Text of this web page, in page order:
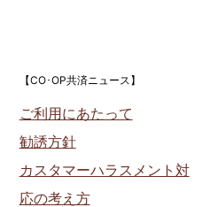
【CO･OP共済ニュース】
ご利用にあたって
勧誘方針
カスタマーハラスメント対
応の考え方